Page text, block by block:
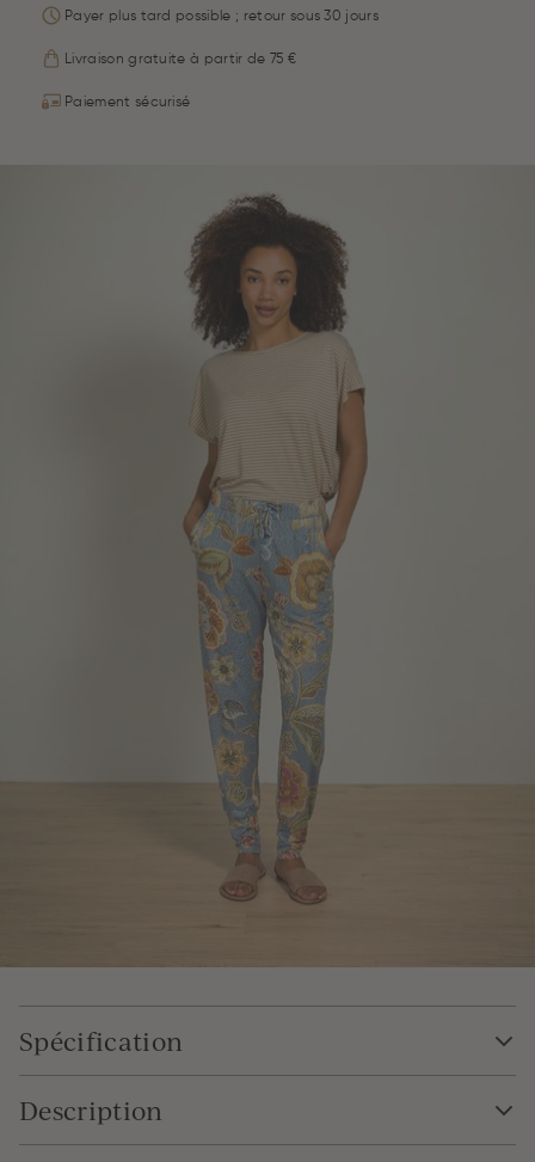
Payer plus tard possible ; retour sous 30 jours
Livraison gratuite à partir de 75 €
Paiement sécurisé
Spécification
Description